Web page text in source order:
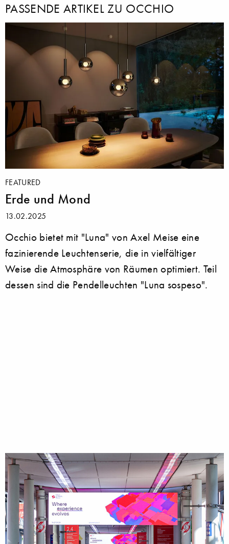
PASSENDE ARTIKEL ZU OCCHIO
FEATURED
Erde und Mond
13.02.2025
Occhio bietet mit "Luna" von Axel Meise eine
fazinierende Leuchtenserie, die in vielfältiger
Weise die Atmosphäre von Räumen optimiert. Teil
dessen sind die Pendelleuchten "Luna sospeso".